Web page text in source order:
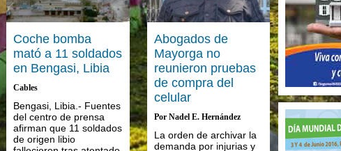
Coche bomba
mató a 11 soldados
en Bengasi, Libia
Cables
Bengasi, Libia.- Fuentes
del centro de prensa
afirman que 11 soldados
de origen libio
Abogados de
Mayorga no
reunieron pruebas
de compra del
celular
Por Nadel E. Hernández
La orden de archivar la
demanda por injurias y